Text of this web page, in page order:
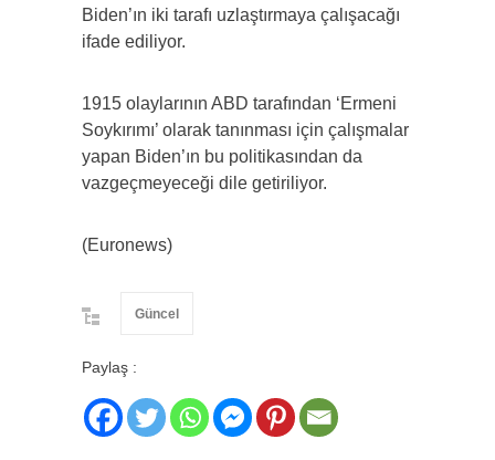
Biden’ın iki tarafı uzlaştırmaya çalışacağı
ifade ediliyor.
1915 olaylarının ABD tarafından ‘Ermeni
Soykırımı’ olarak tanınması için çalışmalar
yapan Biden’ın bu politikasından da
vazgeçmeyeceği dile getiriliyor.
(Euronews)
Güncel
Paylaş :